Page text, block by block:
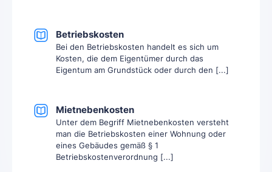
Betriebskosten
Bei den Betriebskosten handelt es sich um
Kosten, die dem Eigentümer durch das
Eigentum am Grundstück oder durch den [...]
Mietnebenkosten
Unter dem Begriff Mietnebenkosten versteht
man die Betriebskosten einer Wohnung oder
eines Gebäudes gemäß § 1
Betriebskostenverordnung [...]